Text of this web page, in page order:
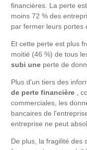
financières. La perte
moins 72 % des
par fermer leurs portes
Et cette perte est plus
moitié (46 %) de tous
subi une perte de
Plus d'un tiers des
de perte financière ,
commerciales, les
bancaires de
entreprise ne peut
De plus, la fragilité des